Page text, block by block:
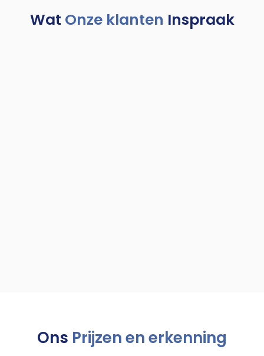
Wat Onze klanten Inspraak
Ons Prijzen en erkenning